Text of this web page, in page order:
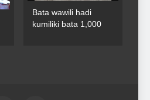
Bata wawili hadi
kumiliki bata 1,000